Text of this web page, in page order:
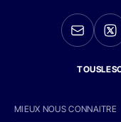
MIEUX NOUS CONNAITRE